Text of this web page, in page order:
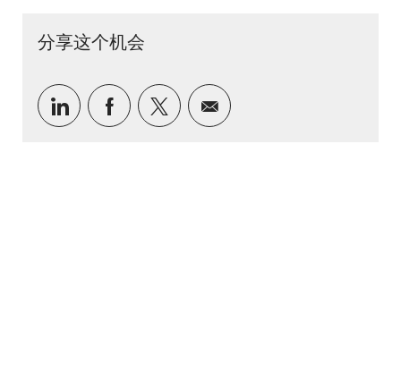
分享这个机会
linkedinfacebooktwittershare via mail